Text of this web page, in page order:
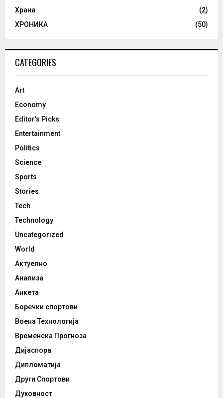
Храна
(2)
ХРОНИКА
(50)
CATEGORIES
Art
Economy
Editor's Picks
Entertainment
Politics
Science
Sports
Stories
Tech
Technology
Uncategorized
World
Актуелно
Анализа
Анкета
Боречки спортови
Воена Технологија
Временска Прогноза
Дијаспора
Дипломатија
Други Спортови
Духовност